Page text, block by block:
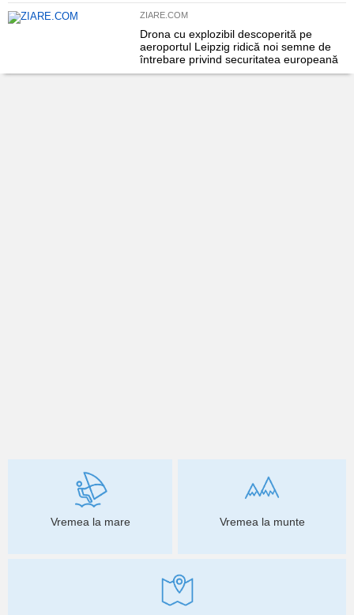
ZIARE.COM
Drona cu explozibil descoperită pe
aeroportul Leipzig ridică noi semne de
întrebare privind securitatea europeană
Vremea la mare Vremea la munte